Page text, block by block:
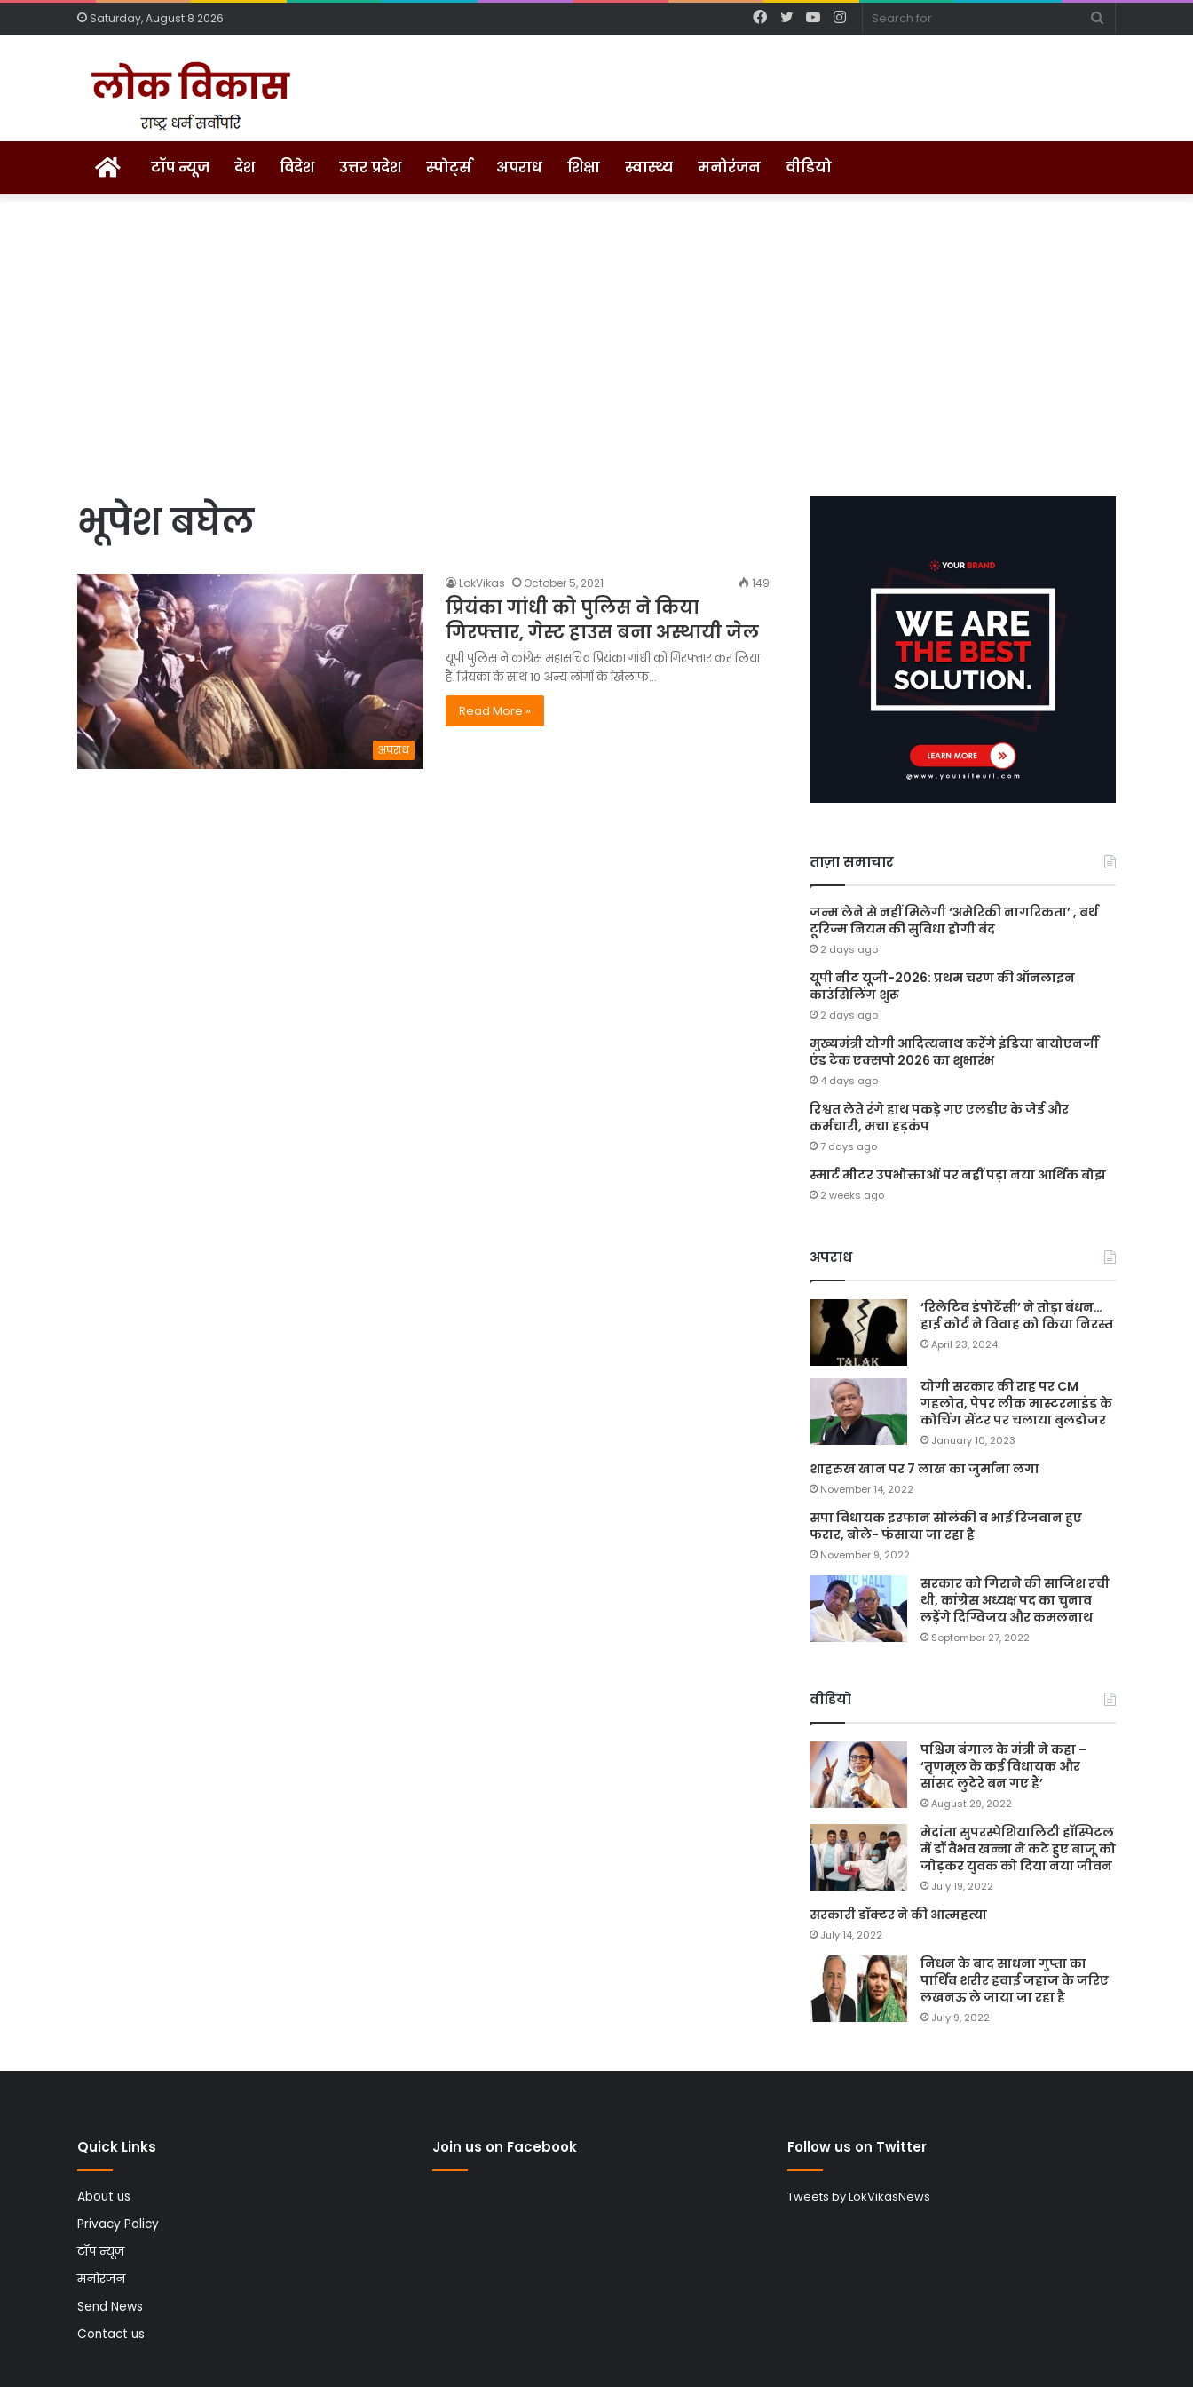
Saturday, August 8 2026 Instagram
YouTube
Twitter
Facebook
Homeटॉप न्यूज देश विदेश उत्तर प्रदेश स्पोर्ट्स अपराध शिक्षा स्वास्थ्य मनोरंजन वीडियो
भूपेश बघेल
अपराध
LokVikas October 5, 2021 149
प्रियंका गांधी को पुलिस ने किया
गिरफ्तार, गेस्ट हाउस बना अस्थायी जेल
यूपी पुलिस ने कांग्रेस महासचिव प्रियंका गांधी को गिरफ्तार कर लिया
है. प्रियंका के साथ 10 अन्य लोगों के खिलाफ…
Read More »
ताज़ा समाचार
जन्म लेने से नहीं मिलेगी ‘अमेरिकी नागरिकता’ , बर्थ
टूरिज्म नियम की सुविधा होगी बंद
2 days ago
यूपी नीट यूजी-2026: प्रथम चरण की ऑनलाइन
काउंसिलिंग शुरू
2 days ago
मुख्यमंत्री योगी आदित्यनाथ करेंगे इंडिया बायोएनर्जी
एंड टेक एक्सपो 2026 का शुभारंभ
4 days ago
रिश्वत लेते रंगे हाथ पकड़े गए एलडीए के जेई और
कर्मचारी, मचा हड़कंप
7 days ago
स्मार्ट मीटर उपभोक्ताओं पर नहीं पड़ा नया आर्थिक बोझ
2 weeks ago
अपराध
‘रिलेटिव इंपोटेंसी’ ने तोड़ा बंधन…
हाई कोर्ट ने विवाह को किया निरस्त
April 23, 2024
योगी सरकार की राह पर CM
गहलोत, पेपर लीक मास्टरमाइंड के
कोचिंग सेंटर पर चलाया बुलडोजर
January 10, 2023
शाहरुख खान पर 7 लाख का जुर्माना लगा
November 14, 2022
सपा विधायक इरफान सोलंकी व भाई रिजवान हुए
फरार, बोले- फंसाया जा रहा है
November 9, 2022
सरकार को गिराने की साजिश रची
थी, कांग्रेस अध्यक्ष पद का चुनाव
लड़ेंगे दिग्विजय और कमलनाथ
September 27, 2022
वीडियो
पश्चिम बंगाल के मंत्री ने कहा –
‘तृणमूल के कई विधायक और
सांसद लुटेरे बन गए हैं’
August 29, 2022
मेदांता सुपरस्पेशियालिटी हॉस्पिटल
में डॉ वैभव खन्ना ने कटे हुए बाजू को
जोड़कर युवक को दिया नया जीवन
July 19, 2022
सरकारी डॉक्टर ने की आत्महत्या
July 14, 2022
निधन के बाद साधना गुप्ता का
पार्थिव शरीर हवाई जहाज के जरिए
लखनऊ ले जाया जा रहा है
July 9, 2022
Quick Links
About us
Privacy Policy
टॉप न्यूज
मनोरंजन
Send News
Contact us
Join us on Facebook Follow us on Twitter
Tweets by LokVikasNews